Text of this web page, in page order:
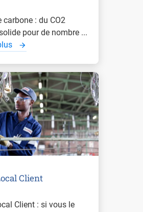
carbone : du CO2
pour de nombre ...
Client
Client : si vous le